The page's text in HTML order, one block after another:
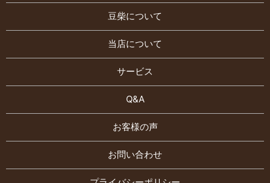
豆柴について
当店について
サービス
Q&A
お客様の声
お問い合わせ